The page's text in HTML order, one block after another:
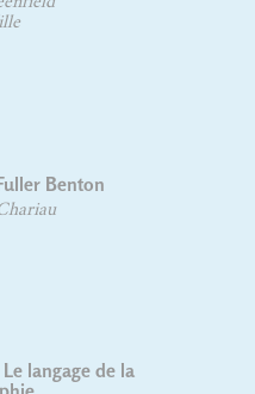
Hugo Blanchet
Anouck Ferri
Ebook : Histoire de l'Écriture
Typographique
Yves Perrousseaux
Codex 1980